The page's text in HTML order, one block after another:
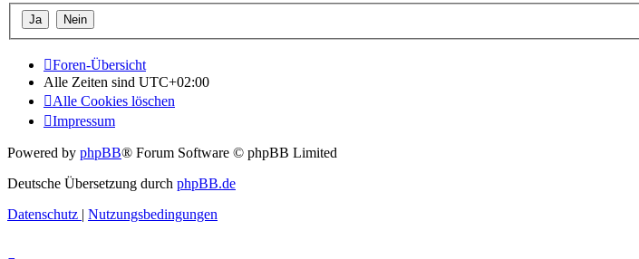
Foren-Übersicht
Alle Zeiten sind UTC+02:00
Alle Cookies löschen
Impressum
Powered by phpBB® Forum Software © phpBB Limited
Deutsche Übersetzung durch phpBB.de
Datenschutz | Nutzungsbedingungen